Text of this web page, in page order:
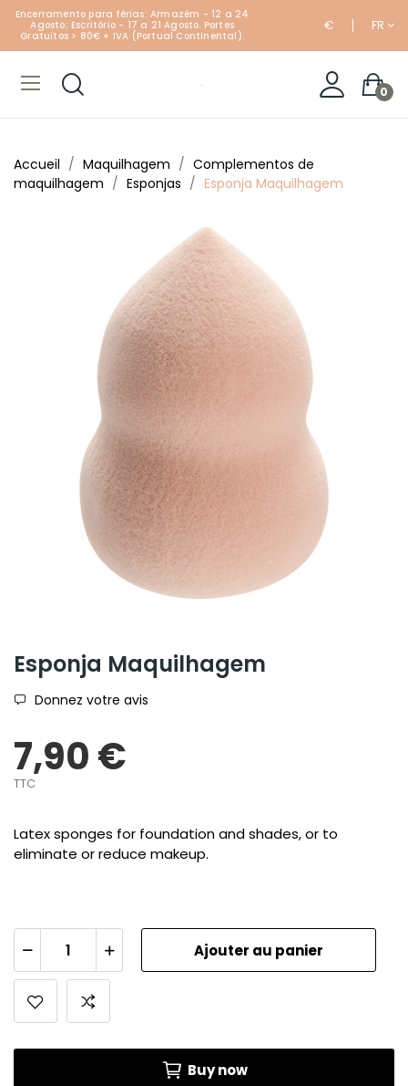
Encerramento para férias: Armazém - 12 a 24
Agosto; Escritório - 17 a 21 Agosto. Portes
Gratuitos > 80€ + IVA (Portual Continental).
€ FR
0
Accueil Maquilhagem
Complementos de
maquilhagem
Esponjas Esponja Maquilhagem
Esponja Maquilhagem
Donnez votre avis
7,90 €
TTC
Latex sponges for foundation and shades, or to
eliminate or reduce makeup.
Ajouter au panier
Buy now